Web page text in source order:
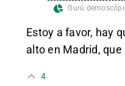
Gurú
Estoy a favor, hay
alto en Madrid,
4